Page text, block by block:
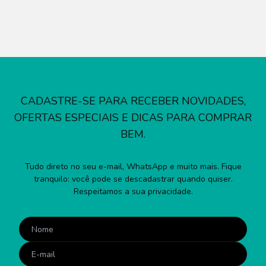
CADASTRE-SE PARA RECEBER NOVIDADES,
OFERTAS ESPECIAIS E DICAS PARA COMPRAR
BEM.
Tudo direto no seu e-mail, WhatsApp e muito mais. Fique
tranquilo: você pode se descadastrar quando quiser.
Respeitamos a sua privacidade.